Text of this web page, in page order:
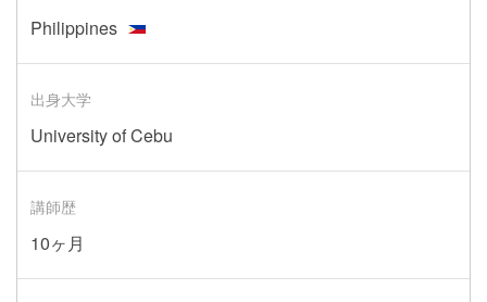
Philippines
出身大学
University of Cebu
講師歴
10ヶ月